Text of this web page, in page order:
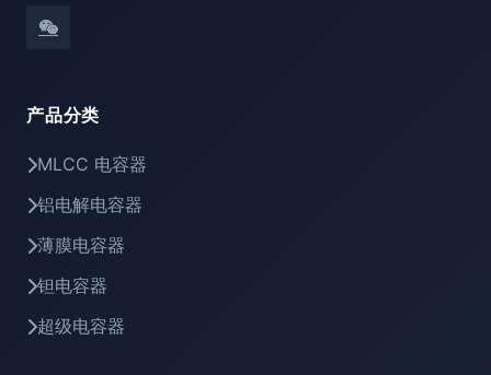
产品分类
MLCC 电容器
铝电解电容器
薄膜电容器
钽电容器
超级电容器